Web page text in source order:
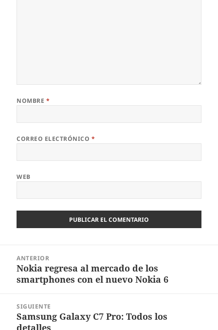
NOMBRE *
CORREO ELECTRÓNICO *
WEB
entradas
ANTERIOR
Entrada
anterior:
Nokia regresa al mercado de los
smartphones con el nuevo Nokia 6
SIGUIENTE
Entrada
Samsung Galaxy C7 Pro: Todos los
detalles